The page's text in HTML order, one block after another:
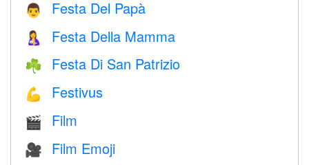
👨 Festa Del Papà
🤱 Festa Della Mamma
☘️ Festa Di San Patrizio
💪 Festivus
🎬 Film
🎥 Film Emoji